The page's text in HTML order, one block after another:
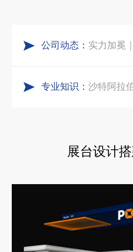
公司动态：
专业知识：
展台设计